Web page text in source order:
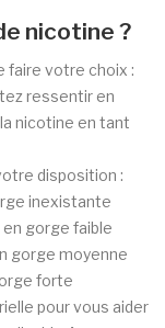
nicotine ?
faire votre choix :
ressentir en
nicotine en tant
disposition :
inexistante
gorge faible
gorge moyenne
forte
pour vous aider